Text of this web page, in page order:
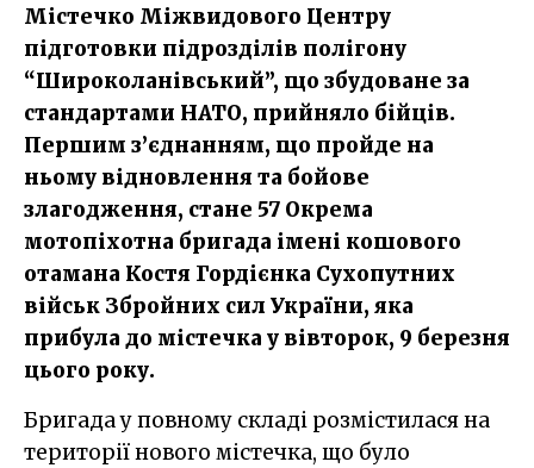
Містечко Міжвидового Центру
підготовки підрозділів полігону
“Широколанівський”, що збудоване за
стандартами НАТО, прийняло бійців.
Першим з’єднанням, що пройде на
ньому відновлення та бойове
злагодження, стане 57 Окрема
мотопіхотна бригада імені кошового
отамана Костя Гордієнка Сухопутних
військ Збройних сил України, яка
прибула до містечка у вівторок, 9 березня
цього року.
Бригада у повному складі розмістилася на
території нового містечка, що було